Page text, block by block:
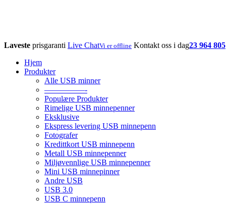
Laveste prisgaranti Live ChatVi er offline Kontakt oss i dag23 964 805
Hjem
Produkter
Alle USB minner
—————-
Populære Produkter
Rimelige USB minnepenner
Eksklusive
Ekspress levering USB minnepenn
Fotografer
Kredittkort USB minnepenn
Metall USB minnepenner
Miljøvennlige USB minnepenner
Mini USB minnepinner
Andre USB
USB 3.0
USB C minnepenn